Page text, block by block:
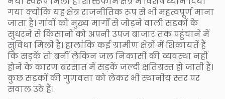
गया क्योंकि यह क्षेत्र राजनीतिक रूप से भी महत्वपूर्ण माना
जाता है। गांवों को मुख्य मार्गों से जोड़ने वाली सड़कों के
सुधरने से किसानों को अपनी उपज बाजार तक पहुंचाने में
सुविधा मिली है। हालांकि कई ग्रामीण क्षेत्रों में शिकायतें हैं
कि सड़कें तो बनीं लेकिन जल निकासी की व्यवस्था नहीं
होने के कारण बरसात में सड़कें जल्दी क्षतिग्रस्त हो जाती हैं।
कुछ सड़कों की गुणवत्ता को लेकर भी स्थानीय स्तर पर
सवाल उठे हैं।